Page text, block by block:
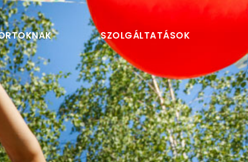
SZOLGÁLTATÁSOK